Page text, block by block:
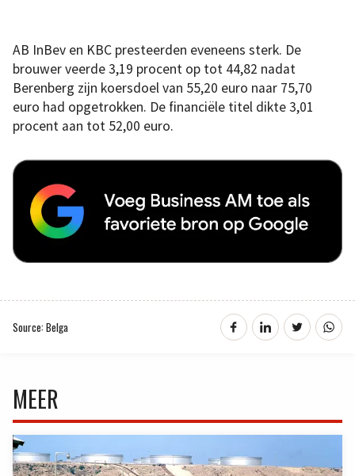
AB InBev en KBC presteerden eveneens sterk. De
brouwer veerde 3,19 procent op tot 44,82 nadat
Berenberg zijn koersdoel van 55,20 euro naar 75,70
euro had opgetrokken. De financiële titel dikte 3,01
procent aan tot 52,00 euro.
Source: Belga
MEER